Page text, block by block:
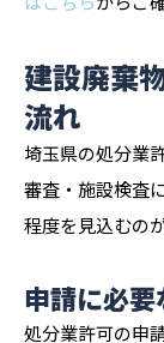
建設廃棄
流れ
埼玉県の処分業
審査・施設検査
程度を見込むの
申請に必
処分業許可の申